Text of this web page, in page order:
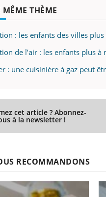
MÊME THÈME
: les enfants des villes plus
de l’air : les enfants plus
: une cuisinière à gaz peut
cet article ? Abonnez-
à la newsletter !
RECOMMANDONS